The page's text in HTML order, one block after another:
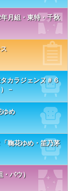
月組・東特・千秋
カラジェンヌ＃６
－
ゆめ
鞠花ゆめ・笙乃茅
バウ）